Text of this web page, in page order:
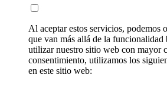
Al aceptar estos servicios, podemos
que van más allá de la funcionalidad
utilizar nuestro sitio web con mayor
consentimiento, utilizamos los
en este sitio web: